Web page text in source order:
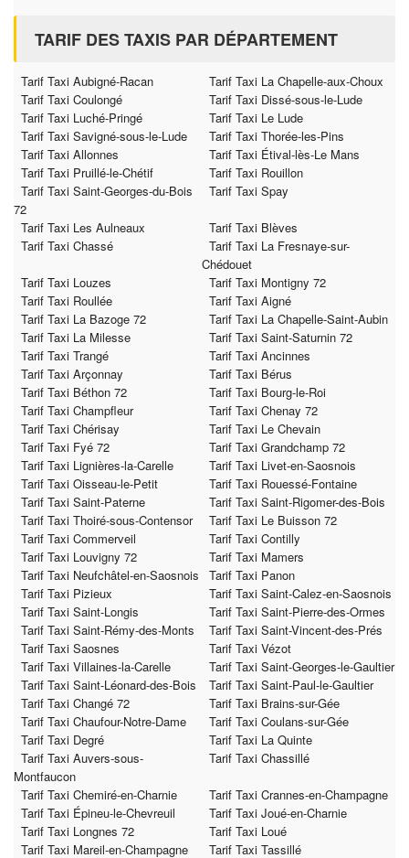
TARIF DES TAXIS PAR DÉPARTEMENT
Tarif Taxi Aubigné-Racan
Tarif Taxi La Chapelle-aux-Choux
Tarif Taxi Coulongé
Tarif Taxi Dissé-sous-le-Lude
Tarif Taxi Luché-Pringé
Tarif Taxi Le Lude
Tarif Taxi Savigné-sous-le-Lude
Tarif Taxi Thorée-les-Pins
Tarif Taxi Allonnes
Tarif Taxi Étival-lès-Le Mans
Tarif Taxi Pruillé-le-Chétif
Tarif Taxi Rouillon
Tarif Taxi Saint-Georges-du-Bois
72
Tarif Taxi Spay
Tarif Taxi Les Aulneaux
Tarif Taxi Blèves
Tarif Taxi Chassé
Tarif Taxi La Fresnaye-sur-
Chédouet
Tarif Taxi Louzes
Tarif Taxi Montigny 72
Tarif Taxi Roullée
Tarif Taxi Aigné
Tarif Taxi La Bazoge 72
Tarif Taxi La Chapelle-Saint-Aubin
Tarif Taxi La Milesse
Tarif Taxi Saint-Saturnin 72
Tarif Taxi Trangé
Tarif Taxi Ancinnes
Tarif Taxi Arçonnay
Tarif Taxi Bérus
Tarif Taxi Béthon 72
Tarif Taxi Bourg-le-Roi
Tarif Taxi Champfleur
Tarif Taxi Chenay 72
Tarif Taxi Chérisay
Tarif Taxi Le Chevain
Tarif Taxi Fyé 72
Tarif Taxi Grandchamp 72
Tarif Taxi Lignières-la-Carelle
Tarif Taxi Livet-en-Saosnois
Tarif Taxi Oisseau-le-Petit
Tarif Taxi Rouessé-Fontaine
Tarif Taxi Saint-Paterne
Tarif Taxi Saint-Rigomer-des-Bois
Tarif Taxi Thoiré-sous-Contensor
Tarif Taxi Le Buisson 72
Tarif Taxi Commerveil
Tarif Taxi Contilly
Tarif Taxi Louvigny 72
Tarif Taxi Mamers
Tarif Taxi Neufchâtel-en-Saosnois
Tarif Taxi Panon
Tarif Taxi Pizieux
Tarif Taxi Saint-Calez-en-Saosnois
Tarif Taxi Saint-Longis
Tarif Taxi Saint-Pierre-des-Ormes
Tarif Taxi Saint-Rémy-des-Monts
Tarif Taxi Saint-Vincent-des-Prés
Tarif Taxi Saosnes
Tarif Taxi Vézot
Tarif Taxi Villaines-la-Carelle
Tarif Taxi Saint-Georges-le-Gaultier
Tarif Taxi Saint-Léonard-des-Bois
Tarif Taxi Saint-Paul-le-Gaultier
Tarif Taxi Changé 72
Tarif Taxi Brains-sur-Gée
Tarif Taxi Chaufour-Notre-Dame
Tarif Taxi Coulans-sur-Gée
Tarif Taxi Degré
Tarif Taxi La Quinte
Tarif Taxi Auvers-sous-
Montfaucon
Tarif Taxi Chassillé
Tarif Taxi Chemiré-en-Charnie
Tarif Taxi Crannes-en-Champagne
Tarif Taxi Épineu-le-Chevreuil
Tarif Taxi Joué-en-Charnie
Tarif Taxi Longnes 72
Tarif Taxi Loué
Tarif Taxi Mareil-en-Champagne
Tarif Taxi Tassillé